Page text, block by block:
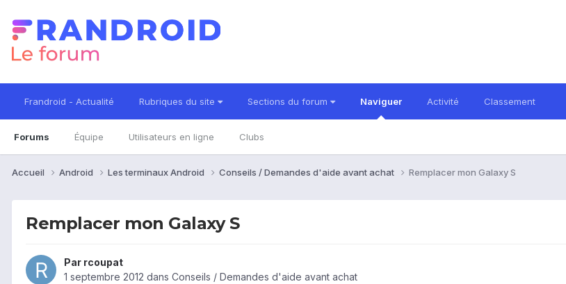
Frandroid - Actualité Rubriques du site Sections du forum Naviguer
Forums Équipe Utilisateurs en ligne Clubs
Activité Classement
Accueil Android Les terminaux Android Conseils / Demandes d'aide avant achat Remplacer mon Galaxy S
Remplacer mon Galaxy S
Par rcoupat
1 septembre 2012 dans Conseils / Demandes d'aide avant achat